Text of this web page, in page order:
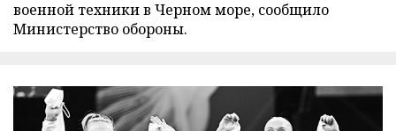
военной техники в Черном море, сообщило
Министерство обороны.